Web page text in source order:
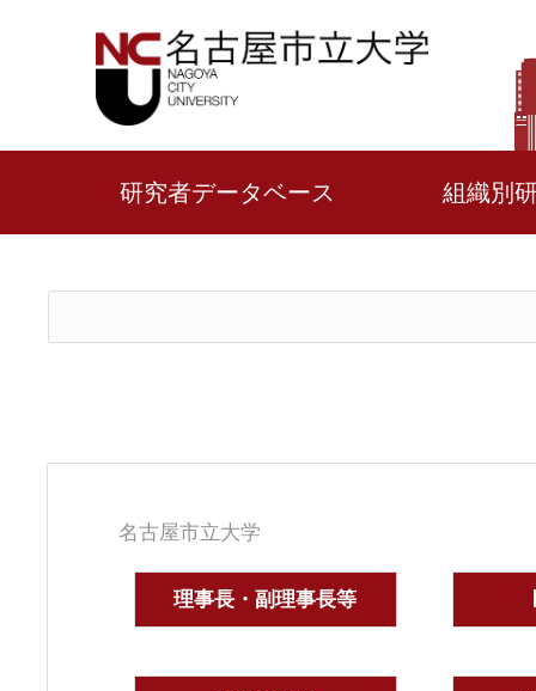
研究者データベース 組織別
名古屋市立大学
理事長・副理事長等